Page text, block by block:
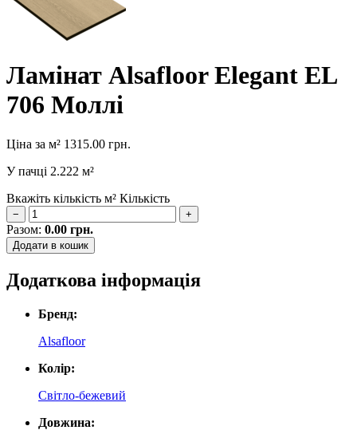
Ламінат Alsafloor Elegant EL
706 Моллі
Ціна за м² 1315.00 грн.
У пачці 2.222 м²
Вкажіть кількість м² Кількість
− +
Разом: 0.00 грн.
Додати в кошик
Додаткова інформація
Бренд:
Alsafloor
Колір:
Світло-бежевий
Довжина: